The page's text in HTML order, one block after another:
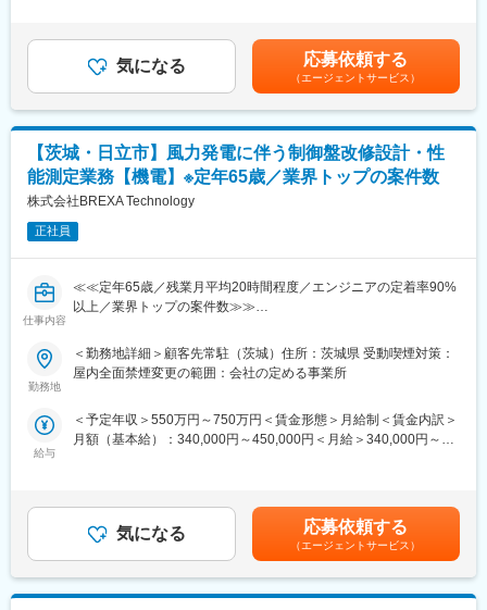
の制作もご相談ください。翻訳は40以上の言語に対応しており、
各専門分野への翻訳も可能です。
変更の範囲：会社の定める業務
ェンジが実施されます。お客様に安全な使用方法を伝える、デー
タの設定やメンテナンスの方法などを記載する取扱説明書は当社
では、装置の部品の一部として扱われています。
■魅力：
【世界トップシェア/高収益/高年収/日本を代表する優良メーカ
ー】
当社は半導体精密加工装置において世界シェア80％を誇る半導体
製造装置メーカーです。BtoB企業かつ、ニッチな専門技術を持つ
企業であり、知らない方も多いと思いますが、高い収益体制、従
業員の働きやすさは日本の製造業でもトップクラスを誇ります。
製造業の経常利益率は5％程度といわれる中、当社は約42.9％の経
常利益率を誇ります。
【自分で仕事を選ぶ！自主性を重んじる文化を創る「社内通貨制
度」】
です。特に特徴的なのは、社内通貨制度(WILL会計制度)です。こ
れは部門を超えて様々な仕事を自ら選択でき、その仕事内容に応
月/過去10年平均：14.67ヶ月■家族手当や各種手当が充実している
ため手当によっても年収・月給は変動します。賃金はあくまでも
目安の金額であり、選考を通じて上下する可能性があります。月
給(月額)は固定手当を含めた表記です。
気になる 応募依頼する
（エージェントサービス）
【茨城・日立市】風力発電に伴う制御盤改修設計・性
能測定業務【機電】※定年65歳／業界トップの案件数
株式会社BREXA Technology
正社員
仕事内容
≪≪定年65歳／残業月平均20時間程度／エンジニアの定着率90%
以上／業界トップの案件数≫≫
■風力発電に伴う制御盤の改修設計・測定業務
む）
・交換要領書（手順書）の作成
＜職場環境や魅力・補足事項＞
★別途、賞与年2回、時間外手当（1分単位）、各種手当（家族、
赴任等）が支給されます。
★スキル・経験年数・年齢等も考慮し、話し合いの上で決定しま
す。
勤務地
＜勤務地詳細＞顧客先常駐（茨城）住所：茨城県 受動喫煙対策：
屋内全面禁煙変更の範囲：会社の定める事業所
給与
＜予定年収＞550万円～750万円＜賃金形態＞月給制＜賃金内訳＞
月額（基本給）：340,000円～450,000円＜月給＞340,000円～
の金額であり、選考を通じて上下する可能性があります。月給(月
額)は固定手当を含めた表記です。
気になる 応募依頼する
（エージェントサービス）